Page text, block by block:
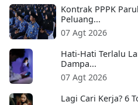
Kontrak PPPK
Peluang...
07 Agt 2026
Hati-Hati Terlalu
Dampa...
07 Agt 2026
Lagi Cari Kerja? 6